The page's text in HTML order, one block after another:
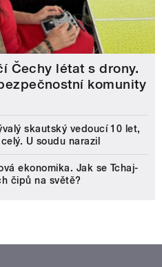
Čechy létat s drony.
komunity
skautský vedoucí 10 let,
U soudu narazil
ekonomika. Jak se Tchaj-
čipů na světě?